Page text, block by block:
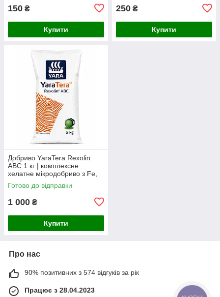
150 ₴
Купити
250 ₴
Купити
Добриво YaraTera Rexolin
ABC 1 кг | комплексне
хелатне мікродобриво з Fe,
Mn, Zn, Cu, Mg, B та Mo
Готово до відправки
1 000 ₴
Купити
Про нас
90% позитивних з 574 відгуків за рік
Працює з 28.04.2023